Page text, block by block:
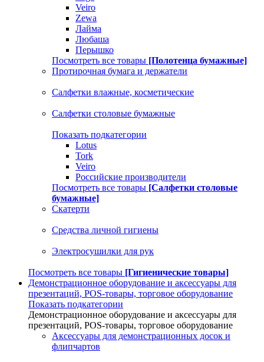
Veiro
Zewa
Лайма
Любаша
Перышко
Посмотреть все товары [Полотенца бумажные]
Протирочная бумага и держатели
Салфетки влажные, косметические
Салфетки столовые бумажные
Показать подкатегории
Lotus
Tork
Veiro
Российские производители
Посмотреть все товары [Салфетки столовые
бумажные]
Скатерти
Средства личной гигиены
Электросушилки для рук
Посмотреть все товары [Гигиенические товары]
Демонстрационное оборудование и аксессуары для
презентаций, POS-товары, торговое оборудование
Показать подкатегории
Демонстрационное оборудование и аксессуары для
презентаций, POS-товары, торговое оборудование
Аксессуары для демонстрационных досок и
флипчартов